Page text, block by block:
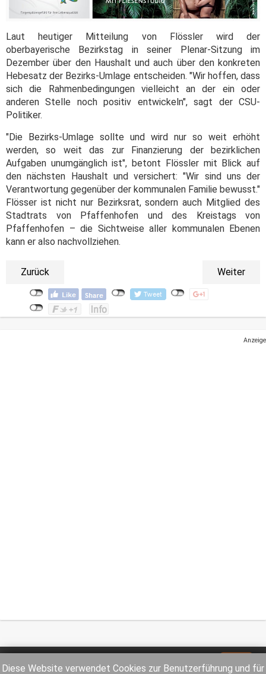
Diese Website verwendet Cookies zur Benutzerführung und für
Laut heutiger Mitteilung von Flössler wird der
oberbayerische Bezirkstag in seiner Plenar-Sitzung im
Dezember über den Haushalt und auch über den konkreten
Hebesatz der Bezirks-Umlage entscheiden. "Wir hoffen, dass
sich die Rahmenbedingungen vielleicht an der ein oder
anderen Stelle noch positiv entwickeln", sagt der CSU-
Politiker.
"Die Bezirks-Umlage sollte und wird nur so weit erhöht
werden, so weit das zur Finanzierung der bezirklichen
Aufgaben unumgänglich ist", betont Flössler mit Blick auf
den nächsten Haushalt und versichert: "Wir sind uns der
Verantwortung gegenüber der kommunalen Familie bewusst."
Flösser ist nicht nur Bezirksrat, sondern auch Mitglied des
Stadtrats von Pfaffenhofen und des Kreistags von
Pfaffenhofen – die Sichtweise aller kommunalen Ebenen
kann er also nachvollziehen.
Zurück Weiter
Anzeige